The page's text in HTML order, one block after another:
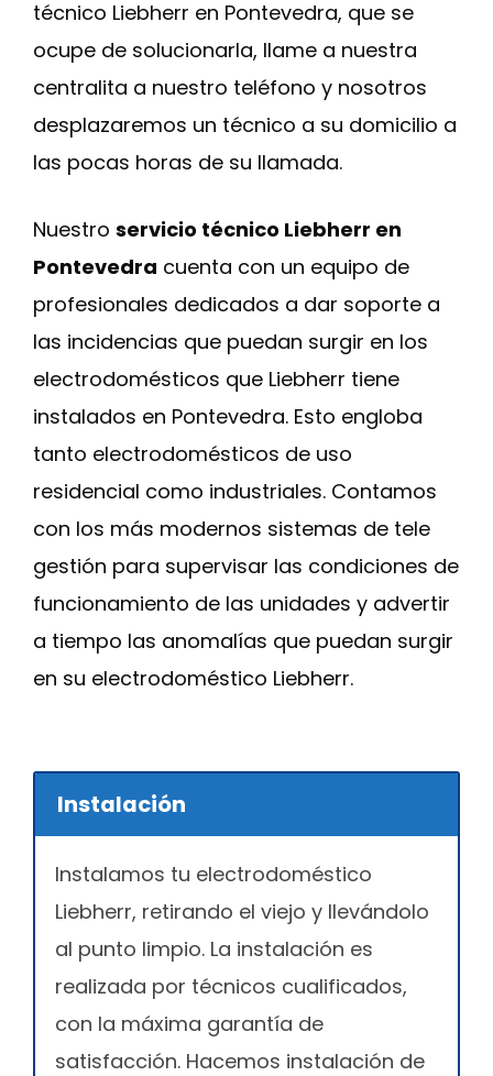
técnico Liebherr en Pontevedra, que se
ocupe de solucionarla, llame a nuestra
centralita a nuestro teléfono y nosotros
desplazaremos un técnico a su domicilio a
las pocas horas de su llamada.
Nuestro servicio técnico Liebherr en
Pontevedra cuenta con un equipo de
profesionales dedicados a dar soporte a
las incidencias que puedan surgir en los
electrodomésticos que Liebherr tiene
instalados en Pontevedra. Esto engloba
tanto electrodomésticos de uso
residencial como industriales. Contamos
con los más modernos sistemas de tele
gestión para supervisar las condiciones de
funcionamiento de las unidades y advertir
a tiempo las anomalías que puedan surgir
en su electrodoméstico Liebherr.
Instalación
Instalamos tu electrodoméstico
Liebherr, retirando el viejo y llevándolo
al punto limpio. La instalación es
realizada por técnicos cualificados,
con la máxima garantía de
satisfacción. Hacemos instalación de